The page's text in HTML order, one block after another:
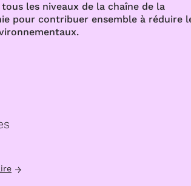
tous les niveaux de la chaîne de la
pour contribuer ensemble à réduire